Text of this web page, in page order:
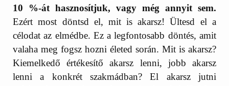
10 %-át hasznosítjuk, vagy még annyit sem.
Ezért most döntsd el, mit is akarsz! Ültesd el a
célodat az elmédbe. Ez a legfontosabb döntés, amit
valaha meg fogsz hozni életed során. Mit is akarsz?
Kiemelkedő értékesítő akarsz lenni, jobb akarsz
lenni a konkrét szakmádban? El akarsz jutni